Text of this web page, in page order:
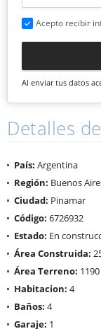
Acepto recibir
Al enviar tus datos
Detalles
País: Argentina
Región: Buenos
Ciudad: Pinamar
Código: 6726932
Estado: En
Área Construida:
Área Terreno:
Habitacion: 4
Baños: 4
Garaje: 1